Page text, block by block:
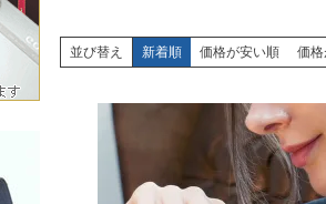
並び替え 新着順 価格が安い順 価